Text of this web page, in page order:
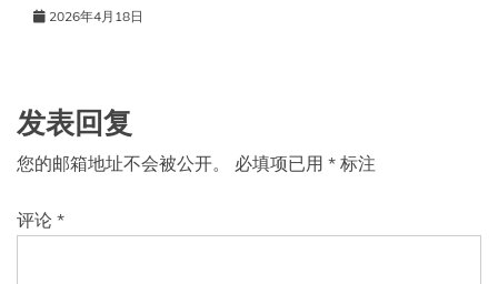
2026年4月18日
发表回复
您的邮箱地址不会被公开。 必填项已用 * 标注
评论 *